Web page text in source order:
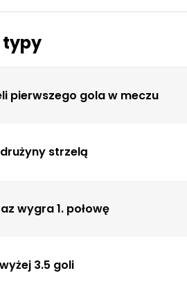
typy
pierwszego gola w meczu
strzelą
wygra 1. połowę
3.5 goli